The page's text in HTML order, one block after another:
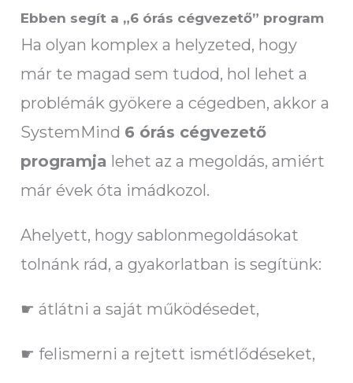
Ebben segít a „6 órás cégvezető” program
Ha olyan komplex a helyzeted, hogy
már te magad sem tudod, hol lehet a
problémák gyökere a cégedben, akkor a
SystemMind 6 órás cégvezető
programja lehet az a megoldás, amiért
már évek óta imádkozol.
Ahelyett, hogy sablonmegoldásokat
tolnánk rád, a gyakorlatban is segítünk:
☛ átlátni a saját működésedet,
☛ felismerni a rejtett ismétlődéseket,